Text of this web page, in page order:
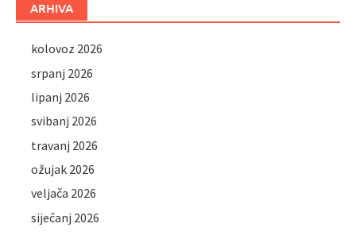
ARHIVA
kolovoz 2026
srpanj 2026
lipanj 2026
svibanj 2026
travanj 2026
ožujak 2026
veljača 2026
siječanj 2026